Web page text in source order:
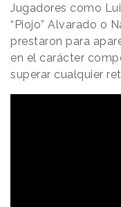
Jugadores como
“Piojo” Alvarado o
prestaron para
en el carácter
superar cualquier